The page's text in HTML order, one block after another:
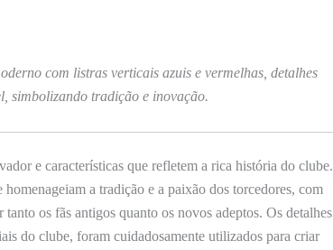
com listras verticais azuis e vermelhas, detalhes
simbolizando tradição e inovação.
e características que refletem a rica história do clube.
a tradição e a paixão dos torcedores, com
os fãs antigos quanto os novos adeptos. Os detalhes
do clube, foram cuidadosamente utilizados para criar